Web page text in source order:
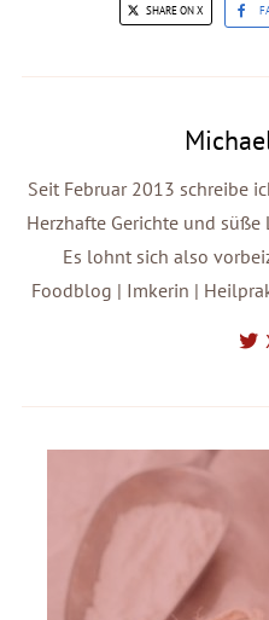
SHARE ON X
Seit Februar 2013 schreibe
Herzhafte Gerichte und
Es lohnt sich also
Foodblog | Imkerin |